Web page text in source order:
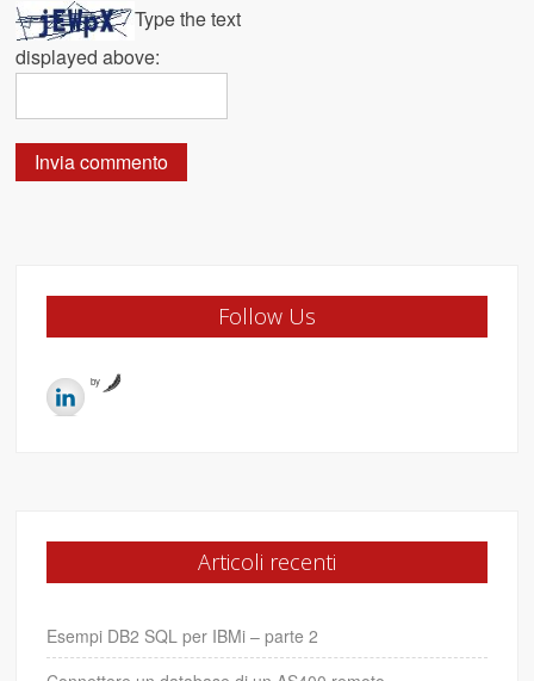
Type the text
displayed above:
Follow Us
by
Articoli recenti
Esempi DB2 SQL per IBMi – parte 2